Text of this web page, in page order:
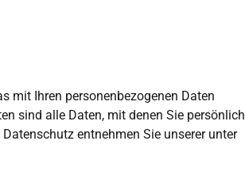
mit Ihren personenbezogenen Daten
sind alle Daten, mit denen Sie persönlich
entnehmen Sie unserer unter